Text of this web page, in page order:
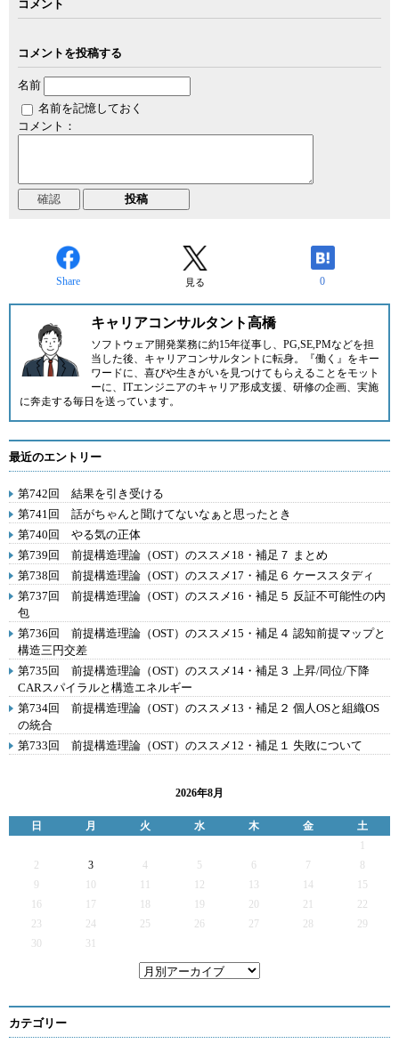
コメント
コメントを投稿する
名前
名前を記憶しておく
コメント：
Share 見る 0
キャリアコンサルタント高橋
ソフトウェア開発業務に約15年従事し、PG,SE,PMなどを担
当した後、キャリアコンサルタントに転身。『働く』をキー
ワードに、喜びや生きがいを見つけてもらえることをモット
ーに、ITエンジニアのキャリア形成支援、研修の企画、実施
に奔走する毎日を送っています。
最近のエントリー
第742回 結果を引き受ける
第741回 話がちゃんと聞けてないなぁと思ったとき
第740回 やる気の正体
第739回 前提構造理論（OST）のススメ18・補足７ まとめ
第738回 前提構造理論（OST）のススメ17・補足６ ケーススタディ
第737回 前提構造理論（OST）のススメ16・補足５ 反証不可能性の内
包
第736回 前提構造理論（OST）のススメ15・補足４ 認知前提マップと
構造三円交差
第735回 前提構造理論（OST）のススメ14・補足３ 上昇/同位/下降
CARスパイラルと構造エネルギー
第734回 前提構造理論（OST）のススメ13・補足２ 個人OSと組織OS
の統合
第733回 前提構造理論（OST）のススメ12・補足１ 失敗について
2026年8月
日 月 火 水 木 金
土
2
3 4 5 6 7
9
12 13 14
15
16
17 19 20 21
22
23
24 25 26 27 28
29
30
31
カテゴリー